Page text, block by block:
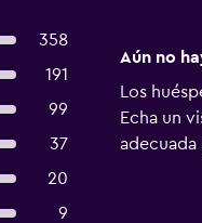
358
191
99
37
20
9
Aún no
Los
Echa un
adecuada